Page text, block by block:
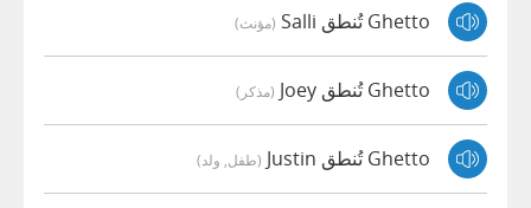
Ghetto تُنطق Salli (مؤنث)
Ghetto تُنطق Joey (مذكر)
Ghetto تُنطق Justin (طفل, ولد)